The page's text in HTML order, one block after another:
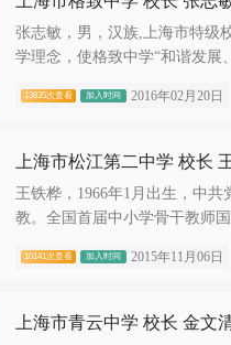
张志敏，男，汉族,上海市特级
学理念，使格致中学“和谐发展
13835次查看 加入时间 2016年02月20日
上海市松江第二中学 校长
王铁桦，1966年1月出生，中
教。全国首届中小学骨干教师
10141次查看 加入时间 2015年11月06日
上海市青云中学 校长 金文